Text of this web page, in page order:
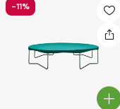
-11%